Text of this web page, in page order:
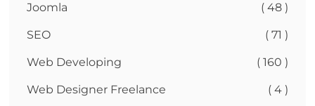
Joomla ( 48 )
SEO ( 71 )
Web Developing ( 160 )
Web Designer Freelance ( 4 )